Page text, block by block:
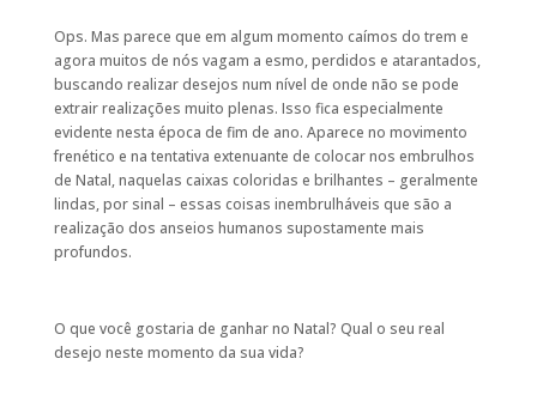
Ops. Mas parece que em algum momento caímos do trem e
agora muitos de nós vagam a esmo, perdidos e atarantados,
buscando realizar desejos num nível de onde não se pode
extrair realizações muito plenas. Isso fica especialmente
evidente nesta época de fim de ano. Aparece no movimento
frenético e na tentativa extenuante de colocar nos embrulhos
de Natal, naquelas caixas coloridas e brilhantes – geralmente
lindas, por sinal – essas coisas inembrulháveis que são a
realização dos anseios humanos supostamente mais
profundos.
O que você gostaria de ganhar no Natal? Qual o seu real
desejo neste momento da sua vida?